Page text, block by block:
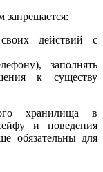
своих действий с
заполнять
к существу
хранилища в
и поведения
обязательны для